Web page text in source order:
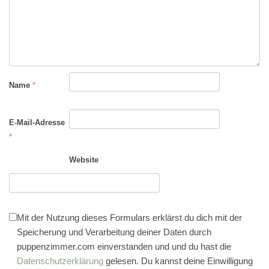
Name *
E-Mail-Adresse
*
Website
Mit der Nutzung dieses Formulars erklärst du dich mit der
Speicherung und Verarbeitung deiner Daten durch
puppenzimmer.com einverstanden und und du hast die
Datenschutzerklärung gelesen. Du kannst deine Einwilligung